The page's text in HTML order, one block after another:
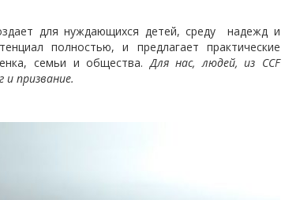
для нуждающихся детей, среду надежд и
полностью, и предлагает практические
семьи и общества.Для нас, людей, из CCF
и призвание.